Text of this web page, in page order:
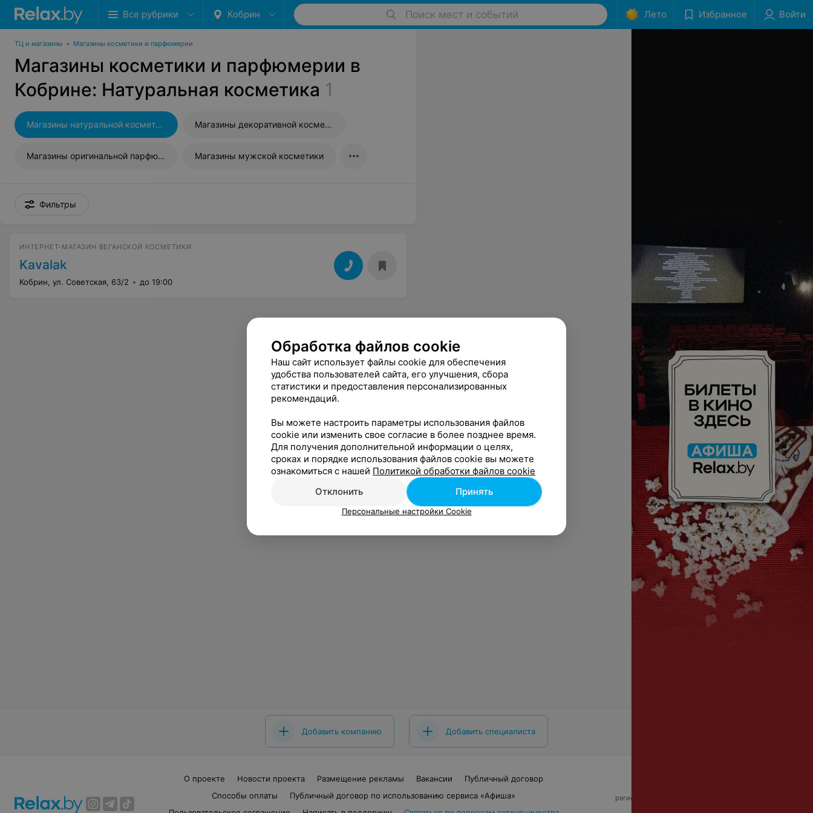
Все рубрики Кобрин Поиск мест и событий Лето Избранное Войти
ТЦ и магазины • Магазины косметики и парфюмерии
Магазины косметики и парфюмерии в
Кобрине: Натуральная косметика 1
Магазины натуральной косметики Магазины декоративной косметики
Магазины оригинальной парфюмерии Магазины мужской косметики
Фильтры
ИНТЕРНЕТ-МАГАЗИН ВЕГАНСКОЙ КОСМЕТИКИ
Kavalak
Кобрин, ул. Советская, 63/2 до 19:00
Добавить компанию Добавить специалиста
О проекте Новости проекта Размещение рекламы Вакансии
Публичный договор
Способы оплаты
Публичный договор по использованию сервиса «Афиша»
регистрирующий орган - Минский горисполком
Обработка файлов cookie
Наш сайт использует файлы cookie для обеспечения
удобства пользователей сайта, его улучшения, сбора
статистики и предоставления персонализированных
рекомендаций.
Вы можете настроить параметры использования файлов
cookie или изменить свое согласие в более позднее время.
Для получения дополнительной информации о целях,
сроках и порядке использования файлов cookie вы можете
ознакомиться с нашей Политикой обработки файлов cookie
Отклонить
Принять
Персональные настройки Cookie